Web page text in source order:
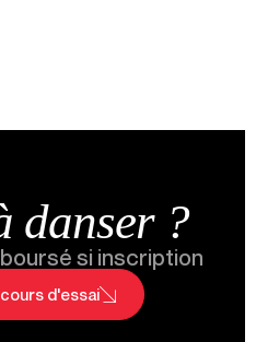
danser ?
si inscription
d'essai